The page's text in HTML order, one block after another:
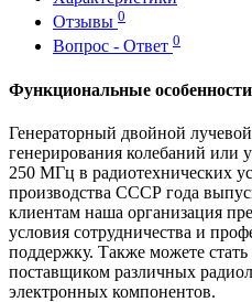
Отзывы 0
Вопрос - Ответ 0
Функциональные особенности
Генераторный двойной
генерирования колебаний или
250 МГц в радиотехнических
производства СССР года
клиентам наша организация
условия сотрудничества и
поддержку. Также можете
поставщиком различных
электронных компонентов.